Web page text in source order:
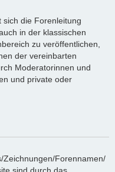
sich die Forenleitung
in der klassischen
zu veröffentlichen,
der vereinbarten
Moderatorinnen und
und private oder
Zeichnungen/Forennamen/